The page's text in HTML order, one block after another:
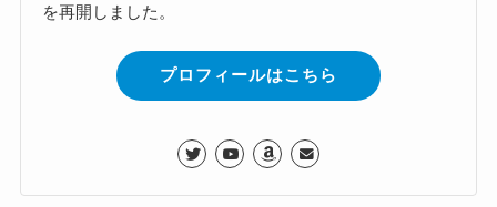
を再開しました。
プロフィールはこちら